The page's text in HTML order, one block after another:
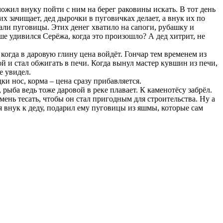
внуку пойти с ним на берег раковины искать. В тот день
зачищает, дед дырочки в пуговичках делает, а внук их по
пуговицы. Этих денег хватило на сапоги, рубашку и
удивился Серёжа, когда это произошло? А дед хитрит, не
в даровую глину цена войдёт. Гончар тем временем из
и стал обжигать в печи. Когда вынул мастер кувшин из печи,
увидел.
нос, корма – цена сразу прибавляется.
ведь тоже даровой в реке плавает. К каменотёсу забрёл.
тесать, чтобы он стал пригодным для строительства. Ну а
внук к деду, подарил ему пуговицы из яшмы, которые сам